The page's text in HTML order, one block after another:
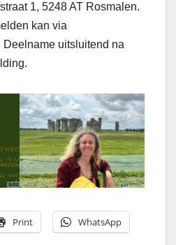
1, 5248 AT Rosmalen.
kan via
uitsluitend na
Print WhatsApp